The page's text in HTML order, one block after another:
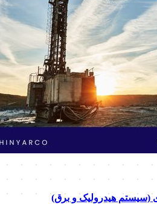
(سیستم هیدرولیک و برق)